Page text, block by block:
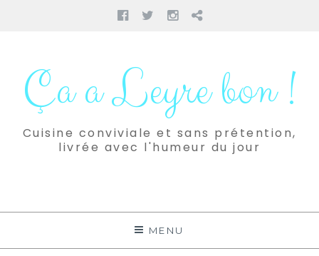
Facebook
TwitterInstagram
Pinterest
contenuÇa a Leyre bon !
Cuisine conviviale et sans prétention,
livrée avec l'humeur du jour
MENU